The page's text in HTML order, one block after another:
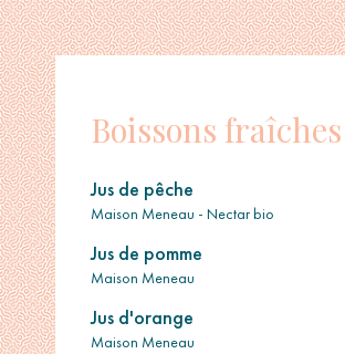
Skip to content
Boissons fraîches
Jus de pêche
Maison Meneau - Nectar bio
Jus de pomme
Maison Meneau
Jus d'orange
Maison Meneau